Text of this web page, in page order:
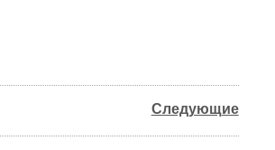
Следующие